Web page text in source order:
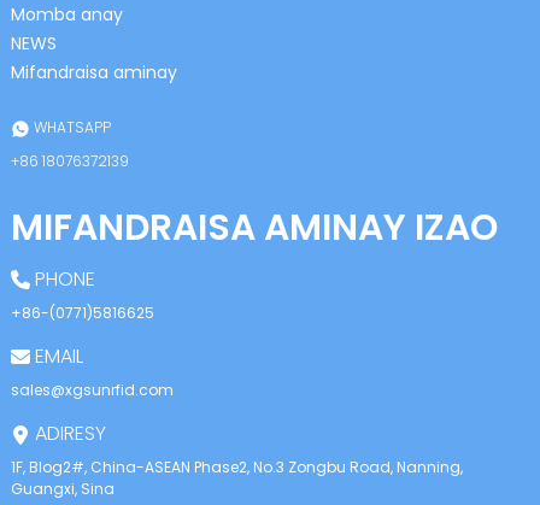
Momba anay
NEWS
Mifandraisa aminay
WHATSAPP
+86 18076372139
MIFANDRAISA AMINAY IZAO
PHONE
+86-(0771)5816625
EMAIL
sales@xgsunrfid.com
ADIRESY
1F, Blog2#, China-ASEAN Phase2, No.3 Zongbu Road, Nanning,
Guangxi, Sina